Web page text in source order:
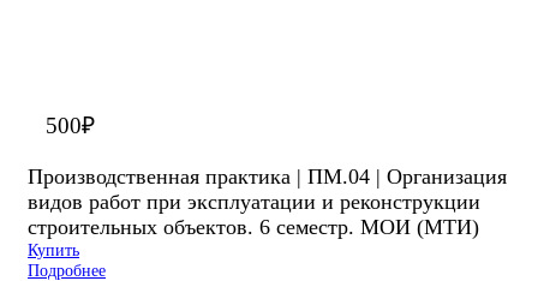
500₽
Производственная практика | ПМ.04 | Организация
видов работ при эксплуатации и реконструкции
строительных объектов. 6 семестр. МОИ (МТИ)
Купить
Подробнее